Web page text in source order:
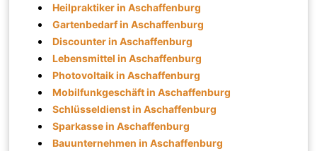
Heilpraktiker in Aschaffenburg
Gartenbedarf in Aschaffenburg
Discounter in Aschaffenburg
Lebensmittel in Aschaffenburg
Photovoltaik in Aschaffenburg
Mobilfunkgeschäft in Aschaffenburg
Schlüsseldienst in Aschaffenburg
Sparkasse in Aschaffenburg
Bauunternehmen in Aschaffenburg